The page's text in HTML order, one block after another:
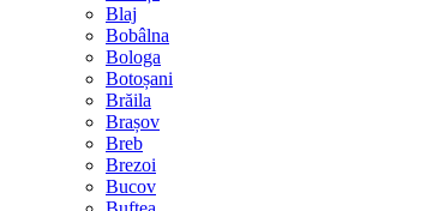
Blaj
Bobâlna
Bologa
Botoșani
Brăila
Brașov
Breb
Brezoi
Bucov